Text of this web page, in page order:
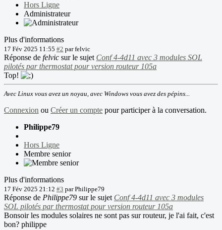
Hors Ligne
Administrateur
Plus d'informations
17 Fév 2025 11:55 #2 parfelvic
Réponse de felvic sur le sujet Conf 4-4d11 avec 3 modules SOL
pilotés par thermostat pour version routeur 105a
Top!
Avec Linux vous avez un noyau, avec Windows vous avez des pépins...
Connexion ou Créer un compte pour participer à la conversation.
Philippe79
Hors Ligne
Membre senior
Plus d'informations
17 Fév 2025 21:12 #3 parPhilippe79
Réponse de Philippe79 sur le sujet Conf 4-4d11 avec 3 modules
SOL pilotés par thermostat pour version routeur 105a
Bonsoir les modules solaires ne sont pas sur routeur, je l'ai fait, c'est
bon? philippe